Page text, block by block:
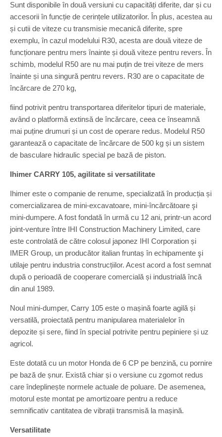
Sunt disponibile în două versiuni cu capacități diferite, dar și cu
accesorii în funcție de cerințele utilizatorilor. În plus, acestea au
și cutii de viteze cu transmisie mecanică diferite, spre
exemplu, în cazul modelului R30, acesta are două viteze de
funcționare pentru mers înainte și două viteze pentru revers. În
schimb, modelul R50 are nu mai puțin de trei viteze de mers
înainte și una singură pentru revers. R30 are o capacitate de
încărcare de 270 kg,
fiind potrivit pentru transportarea diferitelor tipuri de materiale,
având o platformă extinsă de încărcare, ceea ce înseamnă
mai puține drumuri și un cost de operare redus. Modelul R50
garantează o capacitate de încărcare de 500 kg și un sistem
de basculare hidraulic special pe bază de piston.
Ihimer CARRY 105, agilitate si versatilitate
Ihimer este o companie de renume, specializată în producția și
comercializarea de mini-excavatoare, mini-încărcătoare şi
mini-dumpere. A fost fondată în urmă cu 12 ani, printr-un acord
joint-venture între IHI Construction Machinery Limited, care
este controlată de către colosul japonez IHI Corporation și
IMER Group, un producător italian fruntaș în echipamente şi
utilaje pentru industria construcțiilor. Acest acord a fost semnat
după o perioadă de cooperare comercială și industrială încă
din anul 1989.
Noul mini-dumper, Carry 105 este o mașină foarte agilă și
versatilă, proiectată pentru manipularea materialelor în
depozite și sere, fiind în special potrivite pentru pepiniere și uz
agricol.
Este dotată cu un motor Honda de 6 CP pe benzină, cu pornire
pe bază de șnur. Există chiar și o versiune cu zgomot redus
care îndeplinește normele actuale de poluare. De asemenea,
motorul este montat pe amortizoare pentru a reduce
semnificativ cantitatea de vibrații transmisă la mașină.
Versatilitate